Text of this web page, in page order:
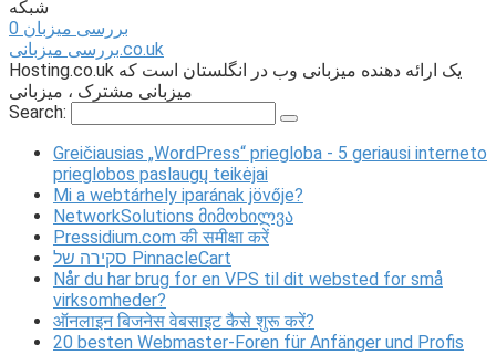
شبکه
بررسی میزبان 0
بررسی میزبانی.co.uk
Hosting.co.uk یک ارائه دهنده میزبانی وب در انگلستان است که
میزبانی مشترک ، میزبانی
Search:
Greičiausias „WordPress“ priegloba - 5 geriausi interneto
prieglobos paslaugų teikėjai
Mi a webtárhely iparának jövője?
NetworkSolutions მიმოხილვა
Pressidium.com की समीक्षा करें
סקירה של PinnacleCart
Når du har brug for en VPS til dit websted for små
virksomheder?
ऑनलाइन बिजनेस वेबसाइट कैसे शुरू करें?
20 besten Webmaster-Foren für Anfänger und Profis